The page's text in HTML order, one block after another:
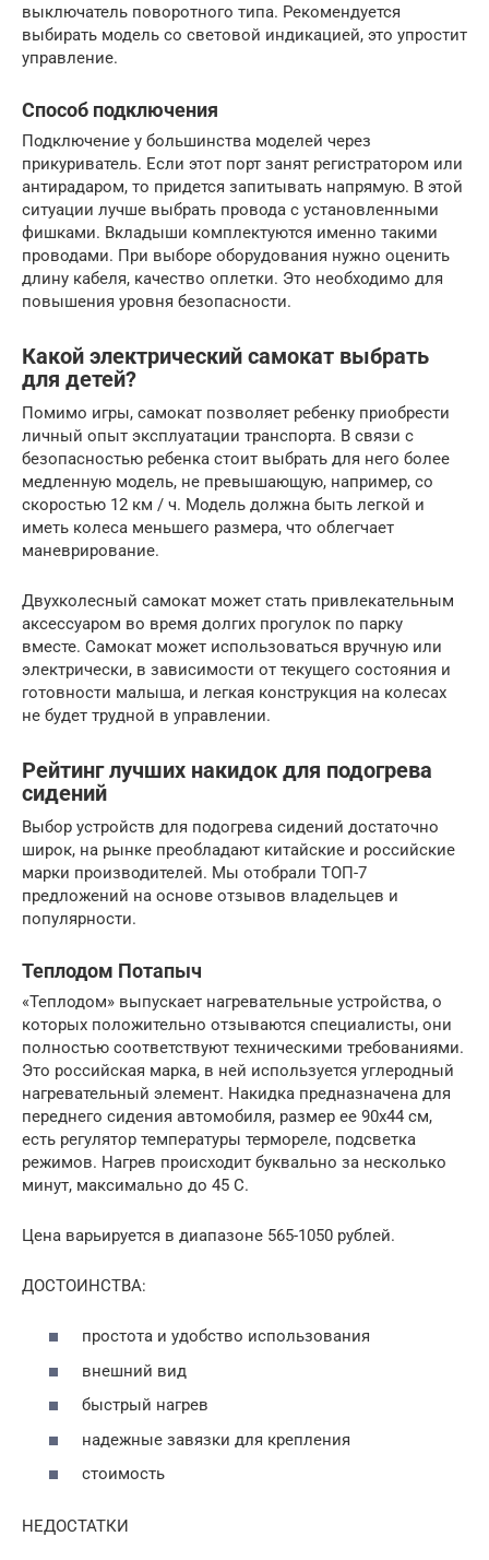
выключатель поворотного типа. Рекомендуется
выбирать модель со световой индикацией, это упростит
управление.
Способ подключения
Подключение у большинства моделей через
прикуриватель. Если этот порт занят регистратором или
антирадаром, то придется запитывать напрямую. В этой
ситуации лучше выбрать провода с установленными
фишками. Вкладыши комплектуются именно такими
проводами. При выборе оборудования нужно оценить
длину кабеля, качество оплетки. Это необходимо для
повышения уровня безопасности.
Какой электрический самокат выбрать
для детей?
Помимо игры, самокат позволяет ребенку приобрести
личный опыт эксплуатации транспорта. В связи с
безопасностью ребенка стоит выбрать для него более
медленную модель, не превышающую, например, со
скоростью 12 км / ч. Модель должна быть легкой и
иметь колеса меньшего размера, что облегчает
маневрирование.
Двухколесный самокат может стать привлекательным
аксессуаром во время долгих прогулок по парку
вместе. Самокат может использоваться вручную или
электрически, в зависимости от текущего состояния и
готовности малыша, и легкая конструкция на колесах
не будет трудной в управлении.
Рейтинг лучших накидок для подогрева
сидений
Выбор устройств для подогрева сидений достаточно
широк, на рынке преобладают китайские и российские
марки производителей. Мы отобрали ТОП-7
предложений на основе отзывов владельцев и
популярности.
Теплодом Потапыч
«Теплодом» выпускает нагревательные устройства, о
которых положительно отзываются специалисты, они
полностью соответствуют техническими требованиями.
Это российская марка, в ней используется углеродный
нагревательный элемент. Накидка предназначена для
переднего сидения автомобиля, размер ее 90х44 см,
есть регулятор температуры термореле, подсветка
режимов. Нагрев происходит буквально за несколько
минут, максимально до 45 С.
Цена варьируется в диапазоне 565-1050 рублей.
ДОСТОИНСТВА:
простота и удобство использования
внешний вид
быстрый нагрев
надежные завязки для крепления
стоимость
НЕДОСТАТКИ